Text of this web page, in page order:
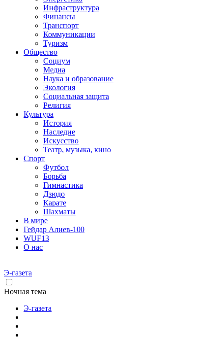
Инфраструктура
Финансы
Транспорт
Коммуникации
Туризм
Общество
Социум
Медиа
Наука и образование
Экология
Социальная защита
Религия
Культура
История
Наследие
Искусство
Театр, музыка, кино
Спорт
Футбол
Борьба
Гимнастика
Дзюдо
Карате
Шахматы
В мире
Гейдар Алиев-100
WUF13
О нас
Э-газета
Ночная тема
Э-газета